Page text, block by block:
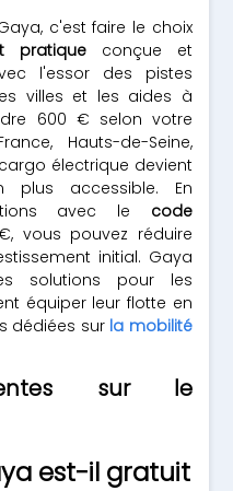
c'est faire le choix
pratiqueconçue et
l'essor des pistes
villes et les aides à
600 € selon votre
Hauts-de-Seine,
électrique devient
accessible. En
avec le code
vous pouvez réduire
initial. Gaya
solutions pour les
équiper leur flotte en
dédiées sur la mobilité
sur le
est-il gratuit